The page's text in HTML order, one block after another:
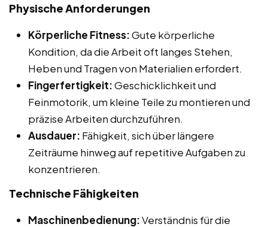
Physische Anforderungen
Körperliche Fitness:Gute körperliche
Kondition, da die Arbeit oft langes Stehen,
Heben und Tragen von Materialien erfordert.
Fingerfertigkeit:Geschicklichkeit und
Feinmotorik, um kleine Teile zu montieren und
präzise Arbeiten durchzuführen.
Ausdauer: Fähigkeit, sich über längere
Zeiträume hinweg auf repetitive Aufgaben zu
konzentrieren.
Technische Fähigkeiten
Maschinenbedienung:Verständnis für die